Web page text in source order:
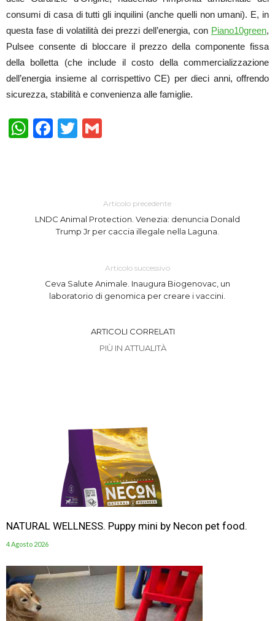
consumi di casa di tutti gli inquilini (anche quelli non umani). E, in
questa fase di volatilità dei prezzi dell’energia, con Piano10green,
Pulsee consente di bloccare il prezzo della componente fissa
della bolletta (che include il costo della commercializzazione
dell’energia insieme al corrispettivo CE) per dieci anni, offrendo
sicurezza, stabilità e convenienza alle famiglie.
WhatsApp
Facebook
Twitter
Articolo precedente
LNDC Animal Protection. Venezia: denuncia Donald
Trump Jr per caccia illegale nella Laguna.
Articolo successivo
Ceva Salute Animale. Inaugura Biogenovac, un
laboratorio di genomica per creare i vaccini.
ARTICOLI CORRELATI
PIÙ IN ATTUALITÀ
NATURAL WELLNESS. Puppy mini by Necon pet food.
4 Agosto 2026